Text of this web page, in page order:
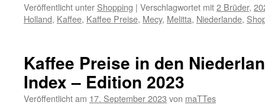
Veröffentlicht unter Shopping | Verschlagwortet mit2 Brüder,
Holland, Kaffee, Kaffee Preise, Mecy, Melitta, Niederlande,
Kaffee Preise in den
Index – Edition 2023
Veröffentlicht am 17. September 2023 von maTTes